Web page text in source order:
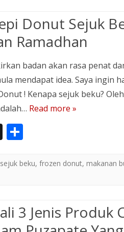
a
p
er
Donut Sejuk
Ramadhan
badan akan rasa penat
mendapat idea. Saya ingin
! Kenapa sejuk beku?
Read more »
In
a
p
ar
beku, frozen donut, makanan
3 Jenis Produk